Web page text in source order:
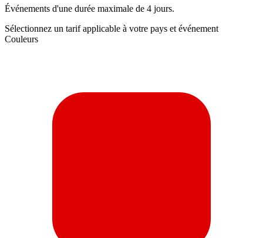
Événements d'une durée maximale de 4 jours.
Sélectionnez un tarif applicable à votre pays et événement
Couleurs